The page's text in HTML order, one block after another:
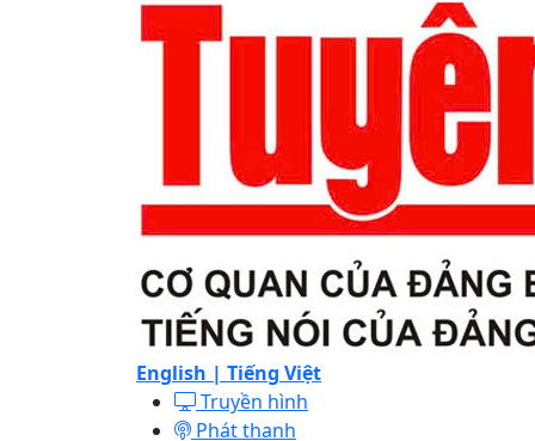
English | Tiếng Việt
Truyền hình
Phát thanh